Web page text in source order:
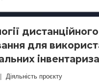
дистанційного
для
Діяльність проєкту